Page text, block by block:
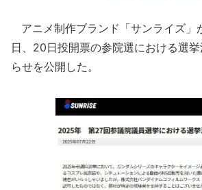
アニメ制作ブランド「サンライズ
日、20日投開票の参院選における選
らせを公開した。